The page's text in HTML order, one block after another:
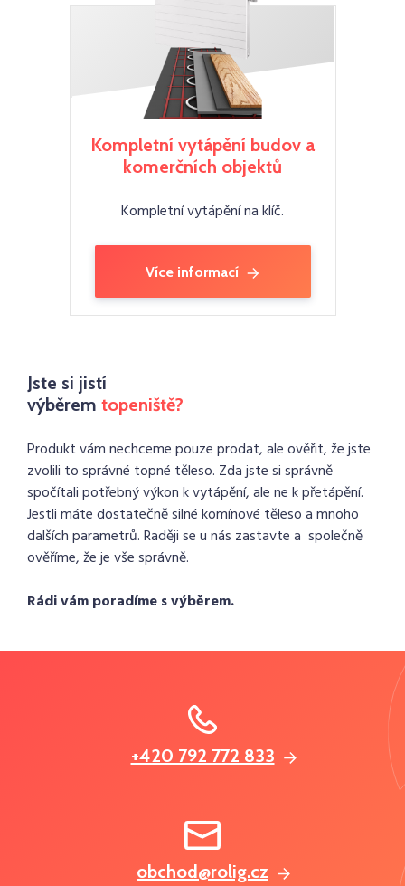
Kompletní vytápění budov a
komerčních objektů
Kompletní vytápění na klíč.
Více informací
Jste si jistí
výběrem topeniště?
Produkt vám nechceme pouze prodat, ale ověřit, že jste
zvolili to správné topné těleso. Zda jste si správně
spočítali potřebný výkon k vytápění, ale ne k přetápění.
Jestli máte dostatečně silné komínové těleso a mnoho
dalších parametrů. Raději se u nás zastavte a společně
ověříme, že je vše správně.
Rádi vám poradíme s výběrem.
+420 792 772 833
obchod@rolig.cz